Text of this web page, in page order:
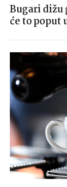
Bugari dižu
će to poput